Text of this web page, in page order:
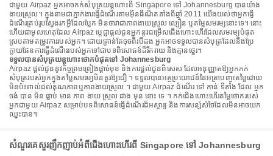
ជាមួយ Airpaz អ្នកអាចកក់សំបុត្រយន្តហោះពី Singapore ទៅ Johannesburg បានយ៉ាង
ងាយស្រួល។ ក្នុងនាមជាភ្នាក់ងារធ្វើដំណើរតាមអ៊ីនធឺណិតតាំងពីឆ្នាំ 2011 យើងយល់ថាអ្នកធ្វើ
ដំណើរគ្រប់រូបស្វែងរកអ្វីដែលប្លែក មិនថាវាជាភាពងាយស្រួល ល្បឿន ឬតម្លៃសមរម្យនោះទេ។ នោះ
ហើយជាមូលហេតុដែល Airpaz ប្តេជ្ញាផ្តល់ជូនអ្នកនូវជម្រើសជើងហោះហើរដែលសមរម្យបំផុត
ស្របតាមតម្រូវការរបស់អ្នក។ ដោយគ្រាន់តែចុចពីរបីដង អ្នកអាចទទួលបានសំបុត្រដែលនឹងប្រែ
ក្លាយផែនការធ្វើដំណើររបស់អ្នកទៅជាបទពិសោធន៍ដ៏រីករាយ និងគ្មានថ្នេរ។
ទទួលបានសំបុត្រយន្តហោះថោកបំផុតទៅ Johannesburg
Airpaz ផ្តល់ជូននូវកិច្ចព្រមព្រៀងផ្តាច់មុខ និងការផ្តល់ជូនពិសេស ដែលអនុញ្ញាតឱ្យអ្នកកក់
សំបុត្ររបស់អ្នកក្នុងតម្លៃសមរម្យមិនគួរឱ្យជឿ ។ ទទួលបានអត្ថប្រយោជន៍នៃអត្រាបញ្ចុះតម្លៃដោយ
មិនប៉ះពាល់ដល់គុណភាពឬភាពងាយស្រួល ។ ជាមួយ Airpaz ដំណើរ ទៅ កាន់ ទីតាំង ដែល អ្នក
ចង់ បាន មិន ធ្លាប់ មាន ភាព ងាយ ស្រួល ជាង មុន នោះ ទេ ។ កក់ជើងហោះហើរតម្លៃថោករបស់
អ្នកជាមួយ Airpaz សម្រាប់បទពិសោធន៍ធ្វើដំណើរដ៏អស្ចារ្យ និងការសន្សំសំចៃដែលមិនអាចយក
ឈ្នះបាន។
សំណួរគេសួរញឹកញាប់អំពីជើងហោះហើរពី Singapore ទៅ Johannesburg